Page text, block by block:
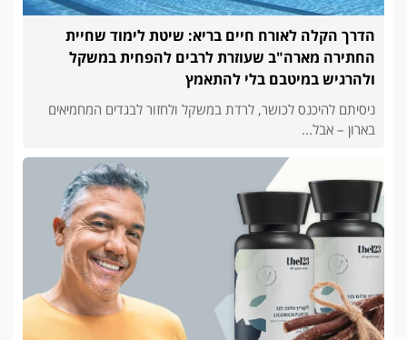
הדרך הקלה לאורח חיים בריא: שיטת לימוד שחיית
החתירה מארה"ב שעוזרת לרבים להפחית במשקל
ולהרגיש במיטבם בלי להתאמץ
ניסיתם להיכנס לכושר, לרדת במשקל ולחזור לבגדים המחמיאים
בארון – אבל...